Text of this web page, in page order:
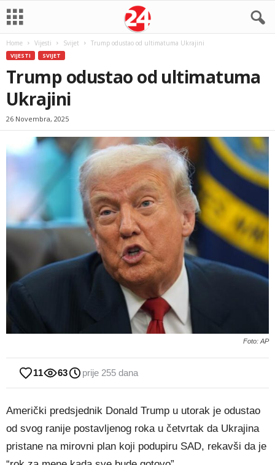
Home Vijesti Svijet Trump odustao od ultimatuma Ukrajini
VIJESTI SVIJET
Trump odustao od ultimatuma
Ukrajini
26 Novembra, 2025
Foto: AP
11 63 prije 255 dana
Američki predsjednik Donald Trump u utorak je odustao
od svog ranije postavljenog roka u četvrtak da Ukrajina
pristane na mirovni plan koji podupiru SAD, rekavši da je